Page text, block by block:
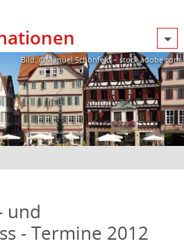
Bild: @Manuel Schönfeld – stock.adobe.com
und
- Termine 2012